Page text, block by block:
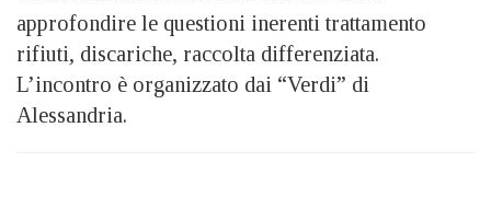
approfondire le questioni inerenti trattamento
rifiuti, discariche, raccolta differenziata.
L’incontro è organizzato dai “Verdi” di
Alessandria.